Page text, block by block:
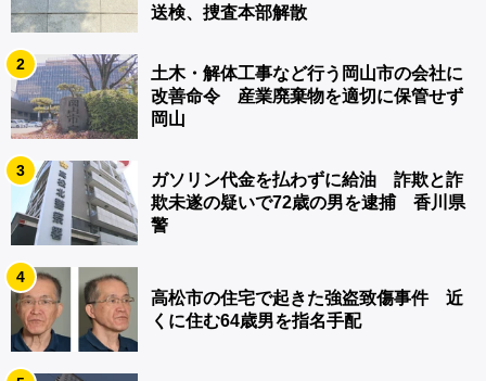
送検、捜査本部解散
2
土木・解体工事など行う岡山市の会社に
改善命令 産業廃棄物を適切に保管せず
岡山
3
ガソリン代金を払わずに給油 詐欺と詐
欺未遂の疑いで72歳の男を逮捕 香川県
警
4
高松市の住宅で起きた強盗致傷事件 近
くに住む64歳男を指名手配